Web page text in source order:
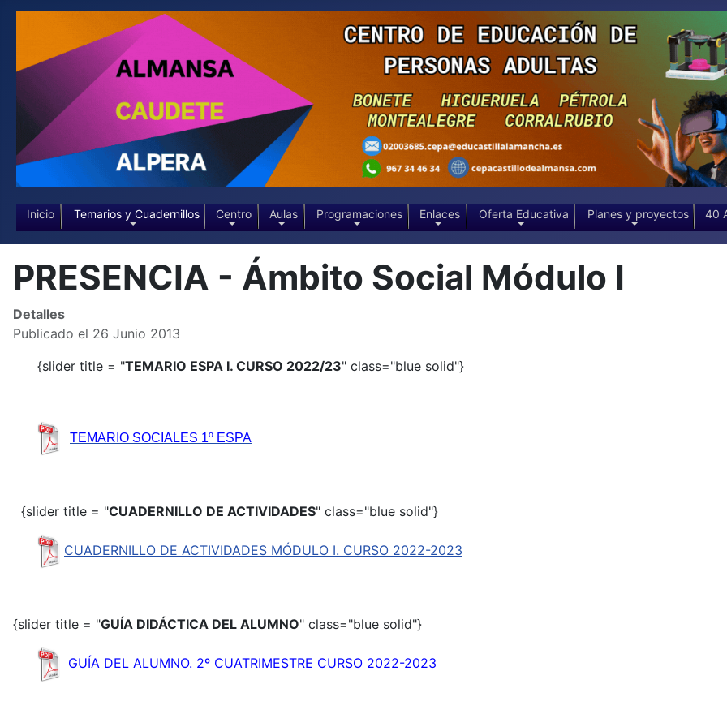
Inicio Temarios y Cuadernillos Centro Aulas Programaciones Enlaces Oferta Educativa Planes y proyectos 40
PRESENCIA - Ámbito Social Módulo I
Detalles
Publicado el 26 Junio 2013
{slider title = "TEMARIO ESPA I. CURSO 2022/23" class="blue solid"}
TEMARIO SOCIALES 1º ESPA
{slider title = "CUADERNILLO DE ACTIVIDADES" class="blue solid"}
CUADERNILLO DE ACTIVIDADES MÓDULO I. CURSO 2022-2023
{slider title = "GUÍA DIDÁCTICA DEL ALUMNO" class="blue solid"}
GUÍA DEL ALUMNO. 2º CUATRIMESTRE CURSO 2022-2023